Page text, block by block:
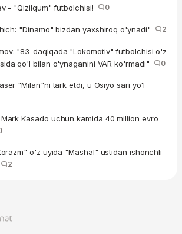
- "Qizilqum" futbolchisi! 0
"Dinamo" bizdan yaxshiroq o'ynadi" 2
"83-daqiqada "Lokomotiv" futbolchisi o'z
qo'l bilan o'ynaganini VAR ko'rmadi"
0
"Milan"ni tark etdi, u Osiyo sari yo'l
Kasado uchun kamida 40 million evro
o'z uyida "Mashal" ustidan ishonchli
2